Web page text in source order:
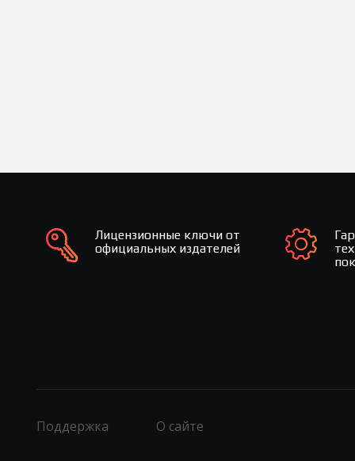
Лицензионные ключи от
официальных издателей
Поддержка О сайте